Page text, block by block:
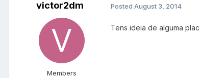
victor2dm
Members
Posted August 3, 2014
Tens ideia de alguma